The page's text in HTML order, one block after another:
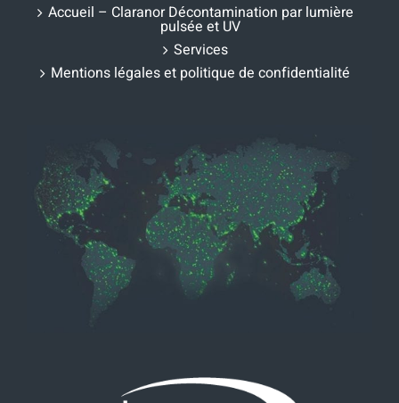
Accueil – Claranor Décontamination par lumière
pulsée et UV
Services
Mentions légales et politique de confidentialité